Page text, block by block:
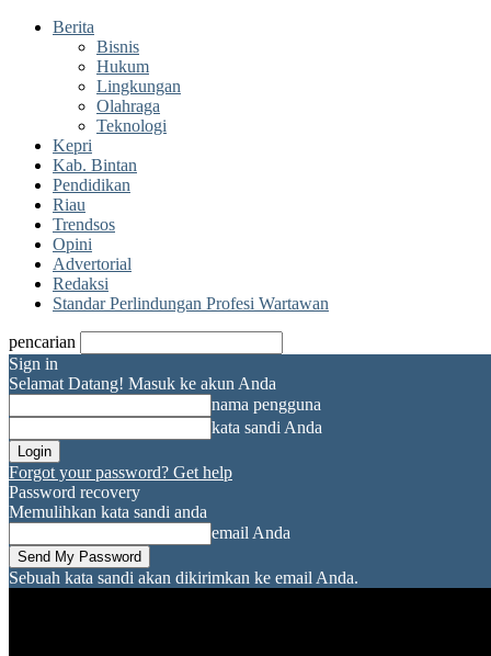
Berita
Bisnis
Hukum
Lingkungan
Olahraga
Teknologi
Kepri
Kab. Bintan
Pendidikan
Riau
Trendsos
Opini
Advertorial
Redaksi
Standar Perlindungan Profesi Wartawan
pencarian
Sign in
Selamat Datang! Masuk ke akun Anda
nama pengguna
kata sandi Anda
Forgot your password? Get help
Password recovery
Memulihkan kata sandi anda
email Anda
Sebuah kata sandi akan dikirimkan ke email Anda.